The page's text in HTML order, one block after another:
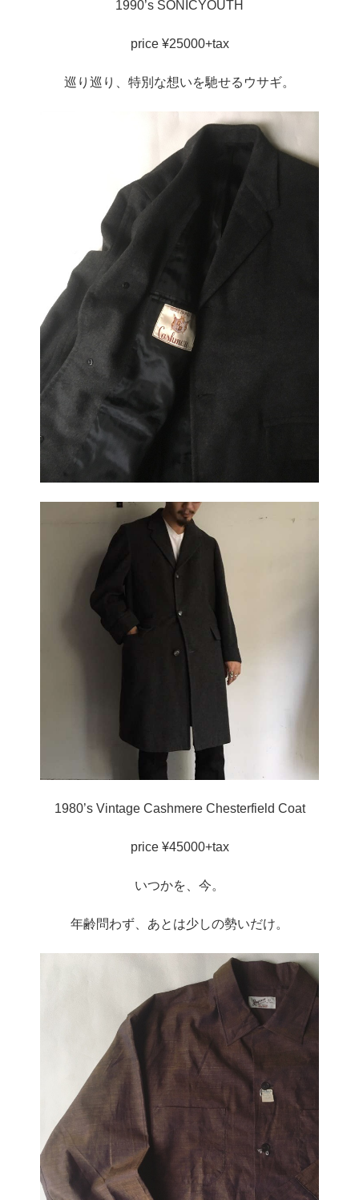
1990’s SONICYOUTH
price ¥25000+tax
巡り巡り、特別な想いを馳せるウサギ。
1980’s Vintage Cashmere Chesterfield Coat
price ¥45000+tax
いつかを、今。
年齢問わず、あとは少しの勢いだけ。